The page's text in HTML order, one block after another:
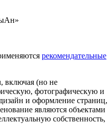
рекомендательные
включая (но не
фотографическую и
и оформление страниц,
являются объектами
собственность,